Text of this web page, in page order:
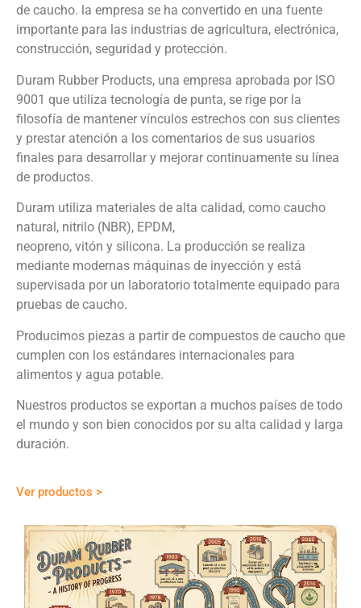
de caucho. la empresa se ha convertido en una fuente
importante para las industrias de agricultura, electrónica,
construcción, seguridad y protección.
Duram Rubber Products, una empresa aprobada por ISO
9001 que utiliza tecnología de punta, se rige por la
filosofía de mantener vínculos estrechos con sus clientes
y prestar atención a los comentarios de sus usuarios
finales para desarrollar y mejorar continuamente su línea
de productos.
Duram utiliza materiales de alta calidad, como caucho
natural, nitrilo (NBR), EPDM,
neopreno, vitón y silicona. La producción se realiza
mediante modernas máquinas de inyección y está
supervisada por un laboratorio totalmente equipado para
pruebas de caucho.
Producimos piezas a partir de compuestos de caucho que
cumplen con los estándares internacionales para
alimentos y agua potable.
Nuestros productos se exportan a muchos países de todo
el mundo y son bien conocidos por su alta calidad y larga
duración.
Ver productos >